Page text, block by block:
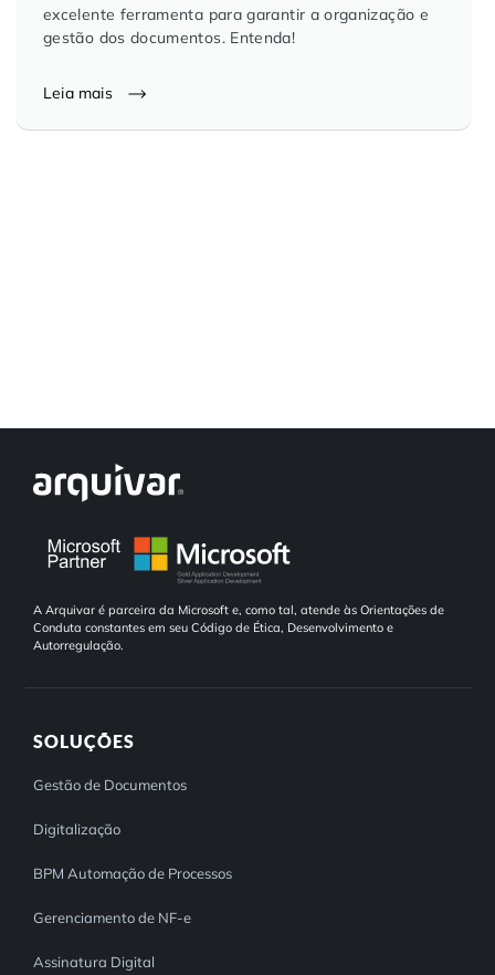
Controle e Organização de Documentos Físicos
Guarda de Documentos
excelente ferramenta para garantir a organização e
gestão dos documentos. Entenda!
Leia mais
A Arquivar é parceira da Microsoft e, como tal, atende às Orientações de
Conduta constantes em seu Código de Ética, Desenvolvimento e
Autorregulação.
SOLUÇÕES
Gestão de Documentos
Digitalização
BPM Automação de Processos
Gerenciamento de NF-e
Assinatura Digital